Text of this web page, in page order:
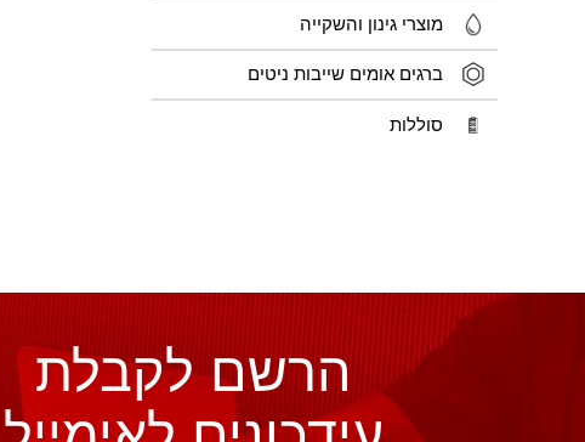
מוצרי גינון והשקייה
ברגים אומים שייבות ניטים
סוללות
הרשם לקבלת